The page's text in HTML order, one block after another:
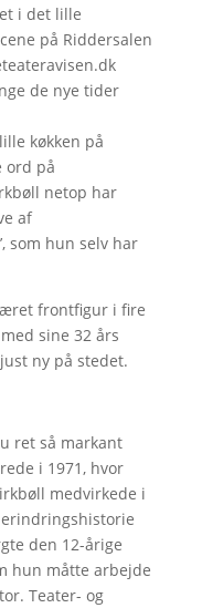
i det lille
på Riddersalen
de nye tider
køkken på
ord på
netop har
af
som hun selv har
frontfigur i fire
sine 32 års
ny på stedet.
ret så markant
i 1971, hvor
medvirkede i
erindringshistorie
den 12-årige
hun måtte arbejde
Teater- og